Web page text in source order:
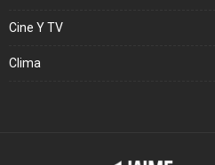
Cine Y TV
Clima